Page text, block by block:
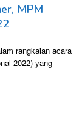
MPM
rangkaian acara
2022) yang